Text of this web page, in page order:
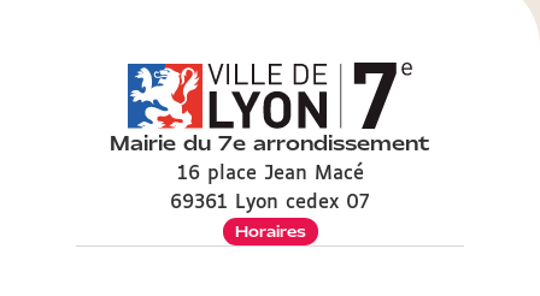
Mairie du 7e arrondissement
16 place Jean Macé
69361 Lyon cedex 07
Horaires